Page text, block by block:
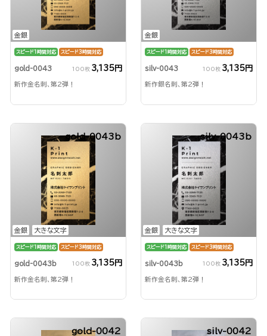
金銀
スピード1時間対応 スピード3時間対応
gold-0043 100枚 3,135円
新作金名刺、第2弾！
金銀
スピード1時間対応 スピード3時間対応
silv-0043 100枚 3,135円
新作銀名刺、第2弾！
金銀 大きな文字
gold-0043b
スピード1時間対応 スピード3時間対応
gold-0043b 100枚 3,135円
新作金名刺、第2弾！
金銀 大きな文字
silv-0043b
スピード1時間対応 スピード3時間対応
silv-0043b 100枚 3,135円
新作金名刺、第2弾！
gold-0042 silv-0042